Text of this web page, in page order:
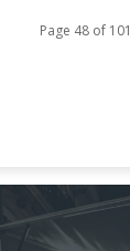
Page 48 of 101